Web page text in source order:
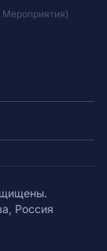
Мероприятия)
Россия